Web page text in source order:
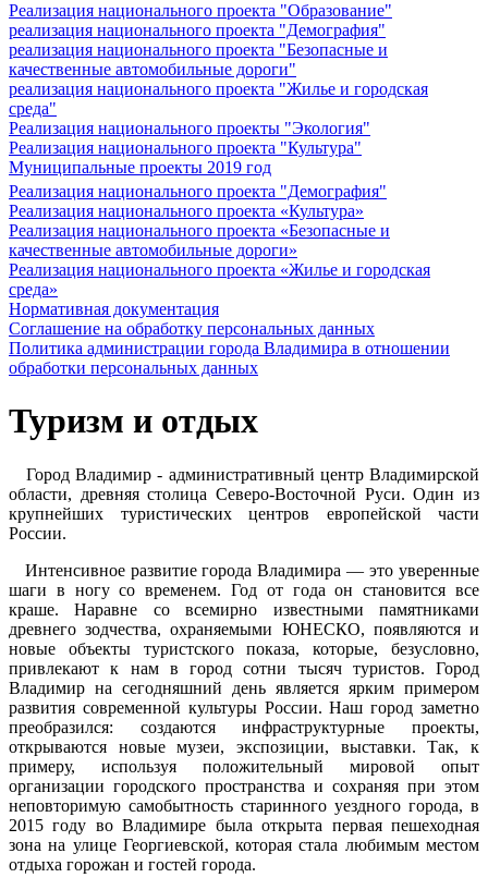
Реализация национального проекта "Образование"
реализация национального проекта "Демография"
реализация национального проекта "Безопасные и
качественные автомобильные дороги"
реализация национального проекта "Жилье и городская
среда"
Реализация национального проекты "Экология"
Реализация национального проекта "Культура"
Муниципальные проекты 2019 год
Реализация национального проекта "Демография"
Реализация национального проекта «Культура»
Реализация национального проекта «Безопасные и
качественные автомобильные дороги»
Реализация национального проекта «Жилье и городская
среда»
Нормативная документация
Соглашение на обработку персональных данных
Политика администрации города Владимира в отношении
обработки персональных данных
Туризм и отдых
Город Владимир - административный центр Владимирской
области, древняя столица Северо-Восточной Руси. Один из
крупнейших туристических центров европейской части
России.
Интенсивное развитие города Владимира — это уверенные
шаги в ногу со временем. Год от года он становится все
краше. Наравне со всемирно известными памятниками
древнего зодчества, охраняемыми ЮНЕСКО, появляются и
новые объекты туристского показа, которые, безусловно,
привлекают к нам в город сотни тысяч туристов. Город
Владимир на сегодняшний день является ярким примером
развития современной культуры России. Наш город заметно
преобразился: создаются инфраструктурные проекты,
открываются новые музеи, экспозиции, выставки. Так, к
примеру, используя положительный мировой опыт
организации городского пространства и сохраняя при этом
неповторимую самобытность старинного уездного города, в
2015 году во Владимире была открыта первая пешеходная
зона на улице Георгиевской, которая стала любимым местом
отдыха горожан и гостей города.